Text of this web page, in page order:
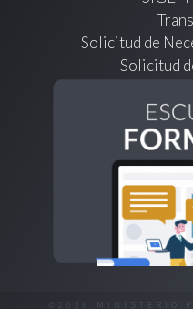
Solicitud de
Solicitud
©2026 MINISTERIO